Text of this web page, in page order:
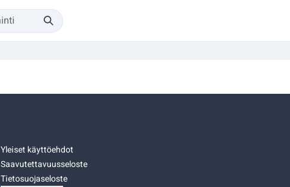
Yleiset käyttöehdot
Saavutettavuusseloste
Tietosuojaseloste